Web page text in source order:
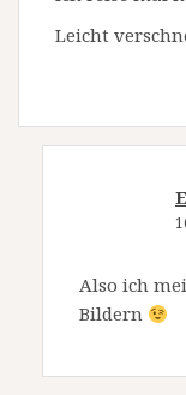
Leicht
Also ich
Bildern